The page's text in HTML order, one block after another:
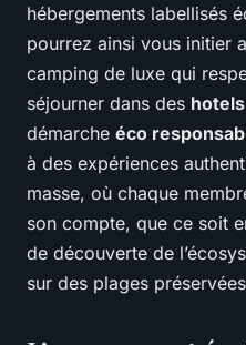
hébergements labellisés
pourrez ainsi vous initier
camping de luxe qui
séjourner dans des hotels
démarche éco
à des expériences
masse, où chaque
son compte, que ce soit
de découverte de
sur des plages